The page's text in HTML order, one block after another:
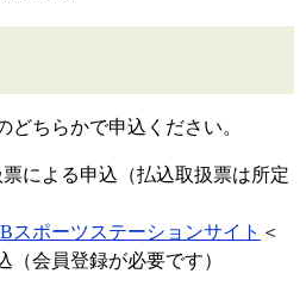
どちらかで申込ください。
票による申込（払込取扱票は所定
スポーツステーションサイト ＜
（会員登録が必要です）